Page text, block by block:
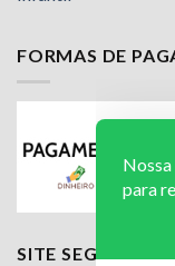
FORMAS DE
SITE SEGURO
Nossa